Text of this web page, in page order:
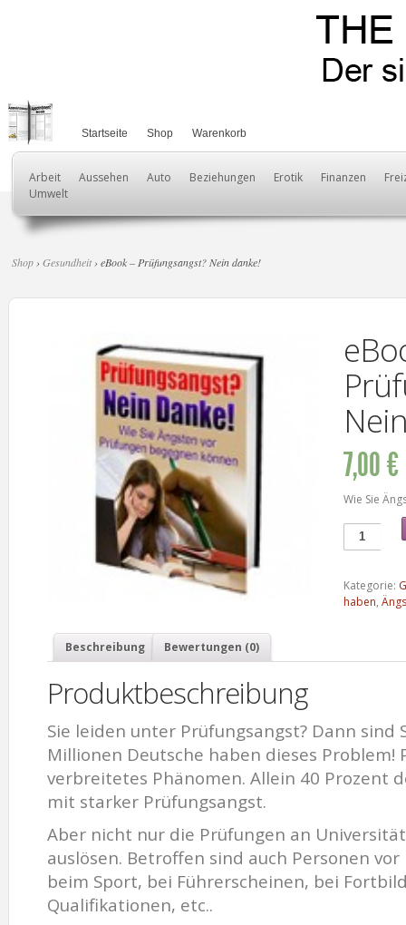
Startseite Shop Warenkorb
Arbeit Aussehen Auto Beziehungen Erotik Finanzen
Umwelt
Shop ›Gesundheit› eBook – Prüfungsangst? Nein danke!
7,00 €
Wie Sie
Kategorie:
haben,
Beschreibung Bewertungen (0)
Produktbeschreibung
Sie leiden unter Prüfungsangst? Dann sind
Millionen Deutsche haben dieses
verbreitetes Phänomen. Allein 40 Prozent
mit starker Prüfungsangst.
Aber nicht nur die Prüfungen an
auslösen. Betroffen sind auch Personen
beim Sport, bei Führerscheinen, bei
Qualifikationen, etc..